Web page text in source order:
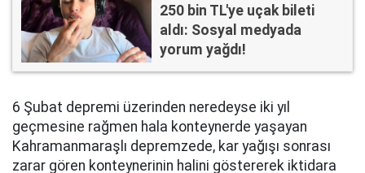
250 bin TL'ye uçak bileti
aldı: Sosyal medyada
yorum yağdı!
6 Şubat depremi üzerinden neredeyse iki yıl
geçmesine rağmen hala konteynerde yaşayan
Kahramanmaraşlı depremzede, kar yağışı sonrası
zarar gören konteynerinin halini göstererek iktidara